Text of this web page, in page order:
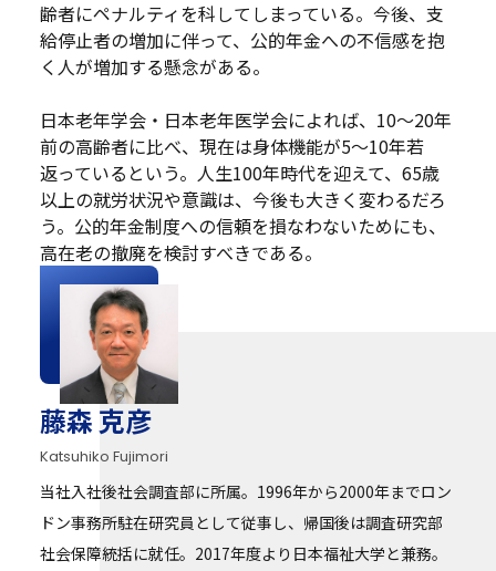
齢者にペナルティを科してしまっている。今後、支
給停止者の増加に伴って、公的年金への不信感を抱
く人が増加する懸念がある。
日本老年学会・日本老年医学会によれば、10～20年
前の高齢者に比べ、現在は身体機能が5～10年若
返っているという。人生100年時代を迎えて、65歳
以上の就労状況や意識は、今後も大きく変わるだろ
う。公的年金制度への信頼を損なわないためにも、
高在老の撤廃を検討すべきである。
藤森 克彦
Katsuhiko Fujimori
当社入社後社会調査部に所属。1996年から2000年までロン
ドン事務所駐在研究員として従事し、帰国後は調査研究部
社会保障統括に就任。2017年度より日本福祉大学と兼務。